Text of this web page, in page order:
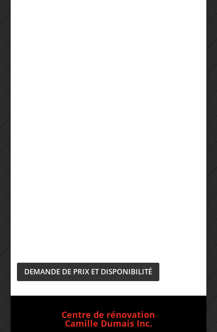
DEMANDE DE PRIX ET DISPONIBILITÉ
Centre de rénovation
Camille Dumais Inc.